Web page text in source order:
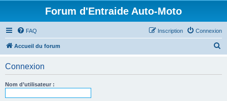
Forum d'Entraide Auto-Moto
FAQ Connexion
Inscription
Accueil du forum
Connexion
Nom d’utilisateur :